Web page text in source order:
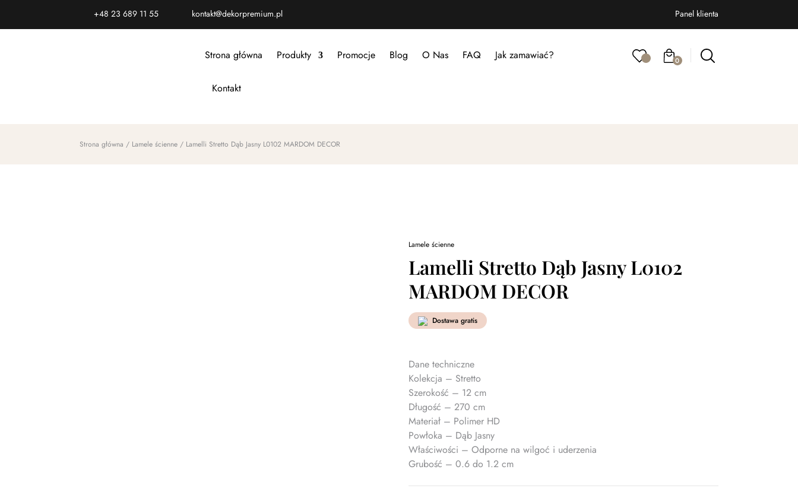
+48 23 689 11 55 kontakt@dekorpremium.pl Panel klienta
Strona główna Produkty Promocje Blog O Nas FAQ Jak zamawiać?
Kontakt
0
Strona główna / Lamele ścienne / Lamelli Stretto Dąb Jasny L0102 MARDOM DECOR
Lamele ścienne
Lamelli Stretto Dąb Jasny L0102
MARDOM DECOR
Dostawa gratis
Dane techniczne
Kolekcja – Stretto
Szerokość – 12 cm
Długość – 270 cm
Materiał – Polimer HD
Powłoka – Dąb Jasny
Właściwości – Odporne na wilgoć i uderzenia
Grubość – 0.6 do 1.2 cm